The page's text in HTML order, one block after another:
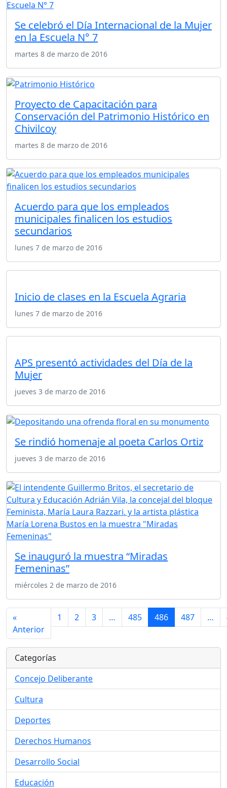
Se celebró el Día Internacional de la Mujer
en la Escuela N° 7
martes 8 de marzo de 2016
Proyecto de Capacitación para
Conservación del Patrimonio Histórico en
Chivilcoy
martes 8 de marzo de 2016
Acuerdo para que los empleados
municipales finalicen los estudios
secundarios
lunes 7 de marzo de 2016
Inicio de clases en la Escuela Agraria
lunes 7 de marzo de 2016
APS presentó actividades del Día de la
Mujer
jueves 3 de marzo de 2016
Se rindió homenaje al poeta Carlos Ortiz
jueves 3 de marzo de 2016
Se inauguró la muestra “Miradas
Femeninas”
miércoles 2 de marzo de 2016
«
Anterior
1 2 3 … 485 486 487 …
Categorías
Concejo Deliberante
Cultura
Deportes
Derechos Humanos
Desarrollo Social
Educación